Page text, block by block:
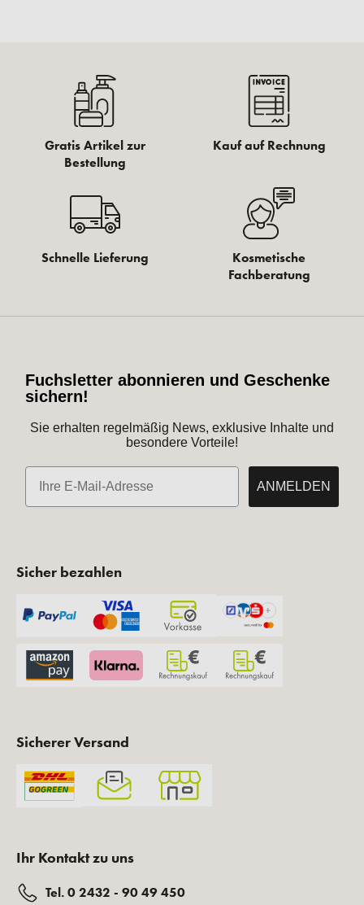
Gratis Artikel zur
Bestellung
Kauf auf Rechnung
Schnelle Lieferung
Kosmetische
Fachberatung
Fuchsletter abonnieren und Geschenke
sichern!
Sie erhalten regelmäßig News, exklusive Inhalte und
besondere Vorteile!
E-Mail
ANMELDEN
Sicher bezahlen
Sicherer Versand
Ihr Kontakt zu uns
Tel. 0 2432 - 90 49 450